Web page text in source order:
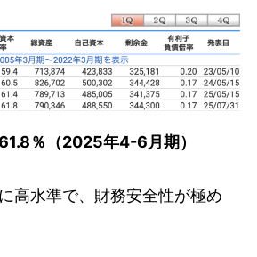
％（2025年4-6月期）
高水準で、財務安全性が極め